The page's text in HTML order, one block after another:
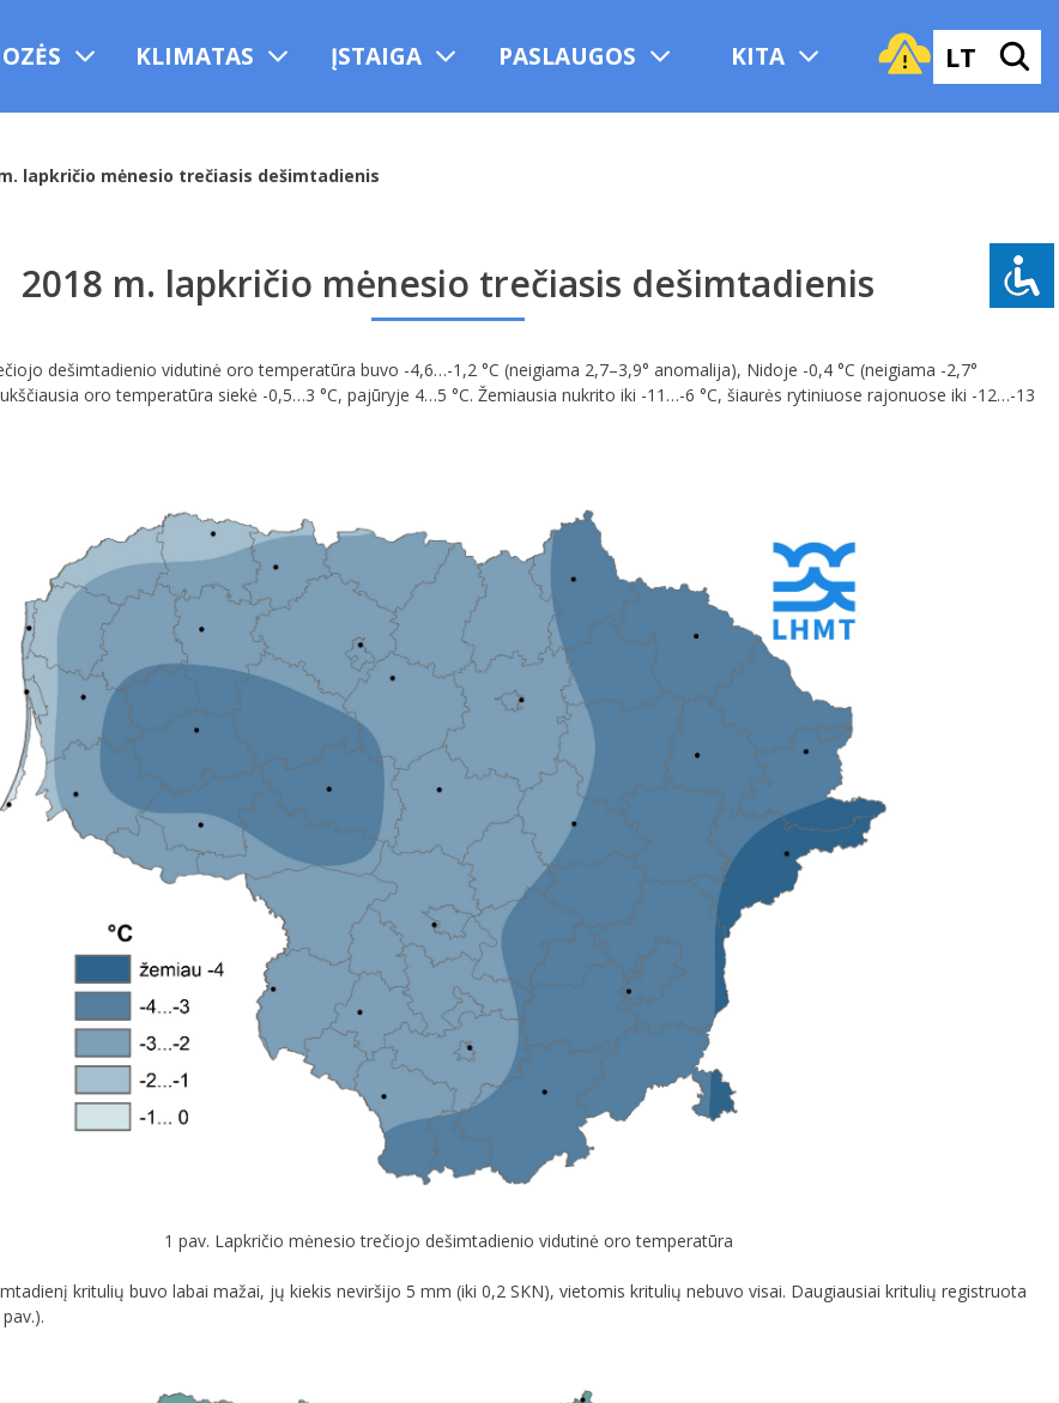
KLIMATAS ĮSTAIGA PASLAUGOS KITA LT
lapkričio mėnesio trečiasis dešimtadienis
2018 m. lapkričio mėnesio trečiasis dešimtadienis
dešimtadienio vidutinė oro temperatūra buvo -4,6…-1,2 °C (neigiama 2,7–3,9° anomalija), Nidoje -0,4 °C (neigiama -2,7°
oro temperatūra siekė -0,5…3 °C, pajūryje 4…5 °C. Žemiausia nukrito iki -11…-6 °C, šiaurės rytiniuose rajonuose iki -12…-13
1 pav. Lapkričio mėnesio trečiojo dešimtadienio vidutinė oro temperatūra
kritulių buvo labai mažai, jų kiekis neviršijo 5 mm (iki 0,2 SKN), vietomis kritulių nebuvo visai. Daugiausiai kritulių registruota